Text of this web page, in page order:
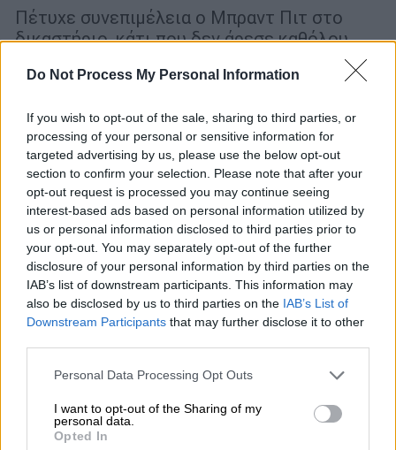
Do Not Process My Personal Information
If you wish to opt-out of the sale, sharing to third parties, or
processing of your personal or sensitive information for
targeted advertising by us, please use the below opt-out
section to confirm your selection. Please note that after your
opt-out request is processed you may continue seeing
interest-based ads based on personal information utilized by
us or personal information disclosed to third parties prior to
your opt-out. You may separately opt-out of the further
disclosure of your personal information by third parties on the
IAB’s list of downstream participants. This information may
also be disclosed by us to third parties on the IAB’s List of
Downstream Participants that may further disclose it to other
Please note that this website/app uses one or more Google
not limited to your visit or usage behaviour. You may click to
grant or deny consent to Google and its third-party tags to
use your data for below specified purposes in below Google
Personal Data Processing Opt Outs
I want to opt-out of the Sharing of my
personal data.
Opted In
Πέτυχε συνεπιμέλεια ο Μπραντ Πιτ στο
δικαστήριο, κάτι που δεν άρεσε καθόλου
Angelina Jolie: Σε δημοπρασία
πολύτιμος πίνακας του Winston
Churchill
Δημοπρατεί ιστορικό πίνακα του Winston